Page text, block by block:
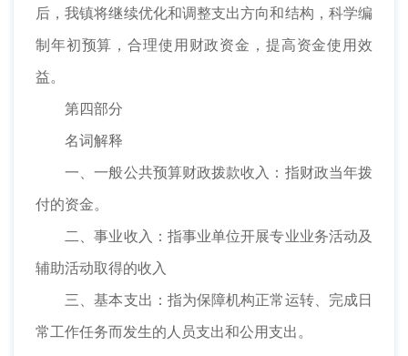
后，我镇将继续优化和调整支出方向和结构，科学编
制年初预算，合理使用财政资金，提高资金使用效
益。
第四部分
名词解释
一、一般公共预算财政拨款收入：指财政当年拨
付的资金。
二、事业收入：指事业单位开展专业业务活动及
辅助活动取得的收入
三、基本支出：指为保障机构正常运转、完成日
常工作任务而发生的人员支出和公用支出。